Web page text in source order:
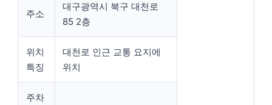
주소
대구광역시 북구 대천로
85 2층
위치
특징
대천로 인근 교통 요지에
위치
주차